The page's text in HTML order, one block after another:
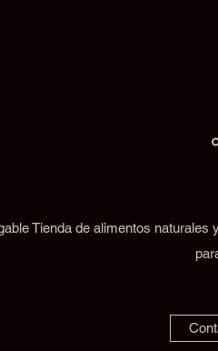
Tienda de alimentos